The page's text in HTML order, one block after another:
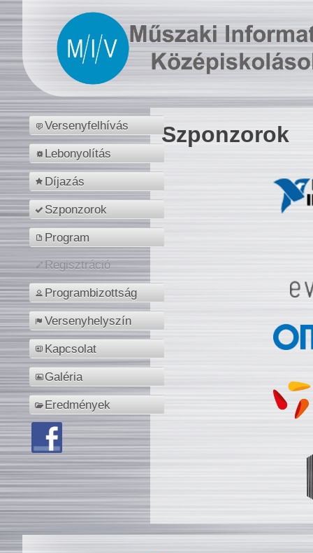
Versenyfelhívás
Lebonyolítás
Díjazás
Szponzorok
Program
Regisztráció
Programbizottság
Versenyhelyszín
Kapcsolat
Galéria
Eredmények
Szponzorok